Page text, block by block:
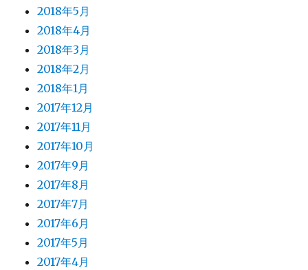
2018年5月
2018年4月
2018年3月
2018年2月
2018年1月
2017年12月
2017年11月
2017年10月
2017年9月
2017年8月
2017年7月
2017年6月
2017年5月
2017年4月